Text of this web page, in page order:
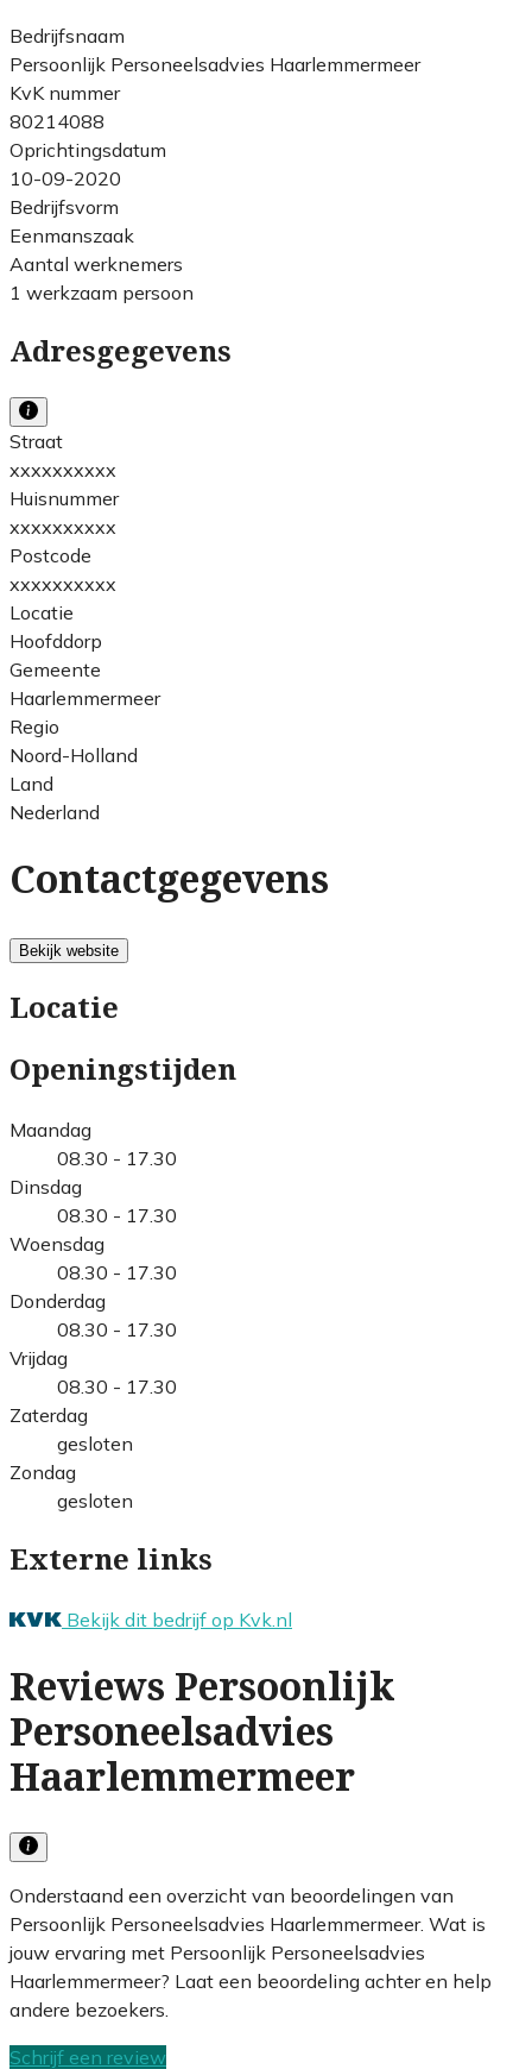
Bedrijfsnaam
Persoonlijk Personeelsadvies Haarlemmermeer
KvK nummer
80214088
Oprichtingsdatum
10-09-2020
Bedrijfsvorm
Eenmanszaak
Aantal werknemers
1 werkzaam persoon
Adresgegevens
Straat
xxxxxxxxxx
Huisnummer
xxxxxxxxxx
Postcode
xxxxxxxxxx
Locatie
Hoofddorp
Gemeente
Haarlemmermeer
Regio
Noord-Holland
Land
Nederland
Contactgegevens
Bekijk website
Locatie
Openingstijden
Maandag
08.30 - 17.30
Dinsdag
08.30 - 17.30
Woensdag
08.30 - 17.30
Donderdag
08.30 - 17.30
Vrijdag
08.30 - 17.30
Zaterdag
gesloten
Zondag
gesloten
Externe links
Bekijk dit bedrijf op Kvk.nl
Reviews Persoonlijk
Personeelsadvies
Haarlemmermeer
Onderstaand een overzicht van beoordelingen van
Persoonlijk Personeelsadvies Haarlemmermeer. Wat is
jouw ervaring met Persoonlijk Personeelsadvies
Haarlemmermeer? Laat een beoordeling achter en help
andere bezoekers.
Schrijf een review